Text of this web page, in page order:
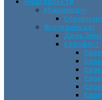
Міжнародні
Всеукраїнські
День
Єврофест